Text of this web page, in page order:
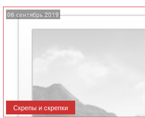
06 сентябрь 2019
Скрепы и скрепки